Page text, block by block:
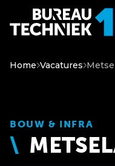
Home Vacatures
BOUW & INFRA